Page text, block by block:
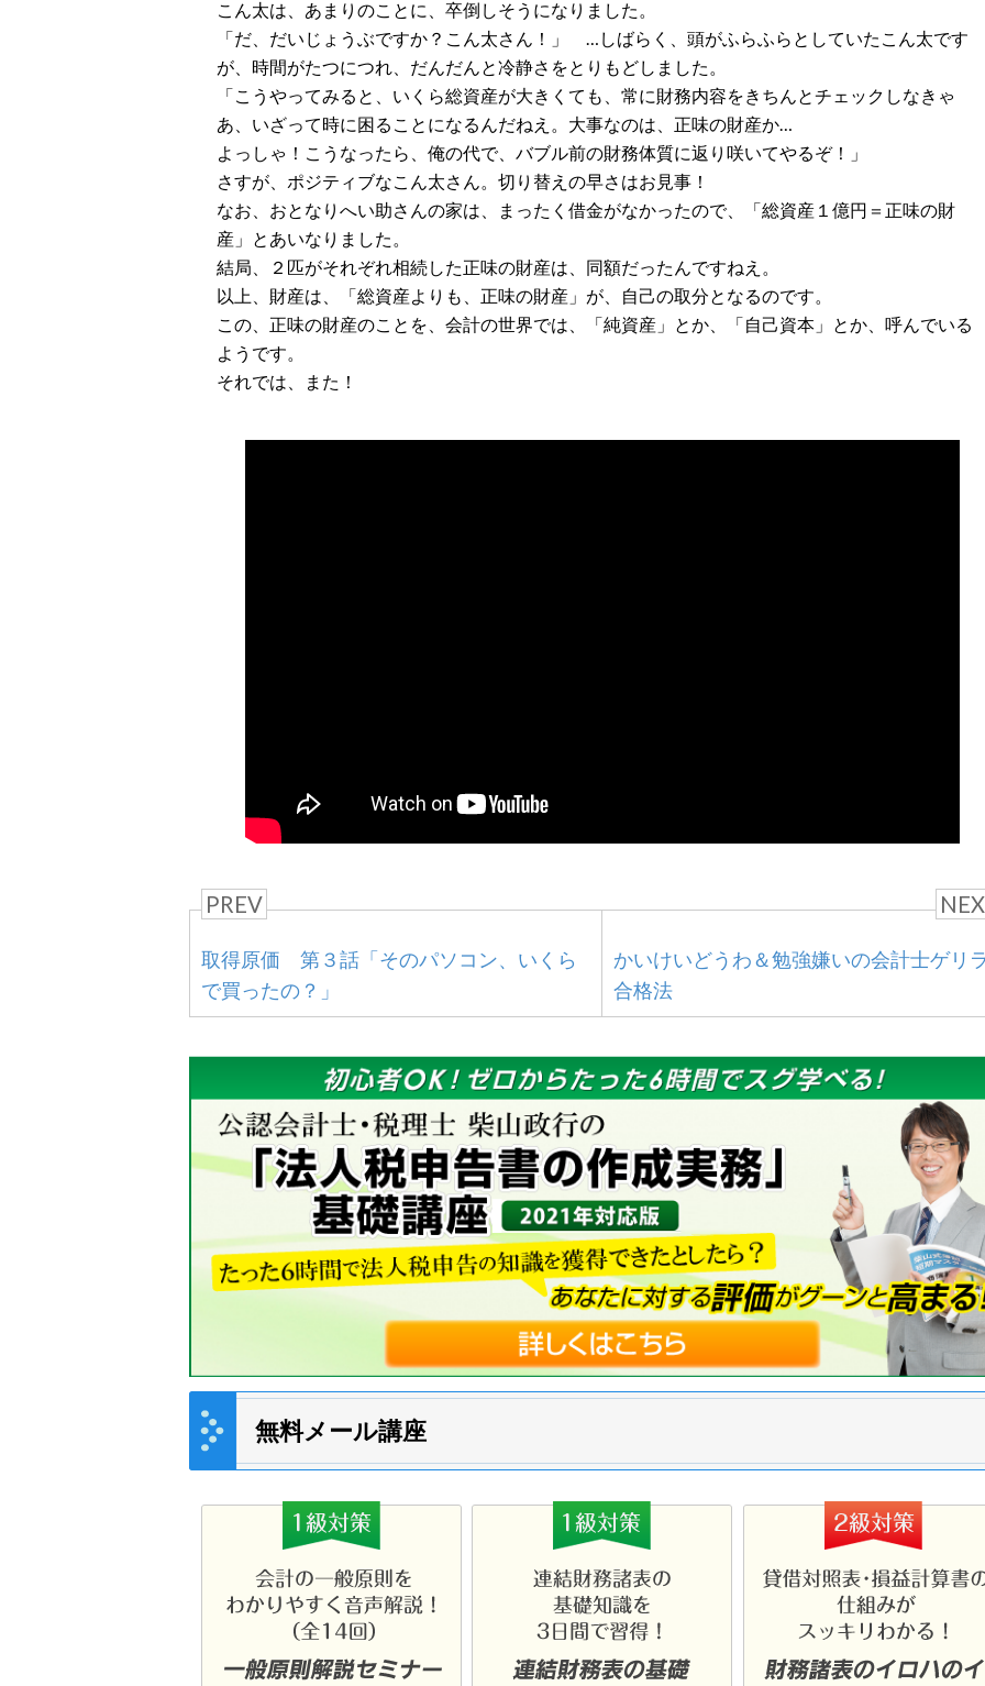
こん太は、あまりのことに、卒倒しそうになりました。
「だ、だいじょうぶですか？こん太さん！」 …しばらく、頭がふらふらとしていたこん太です
が、時間がたつにつれ、だんだんと冷静さをとりもどしました。
「こうやってみると、いくら総資産が大きくても、常に財務内容をきちんとチェックしなきゃ
あ、いざって時に困ることになるんだねえ。大事なのは、正味の財産か…
よっしゃ！こうなったら、俺の代で、バブル前の財務体質に返り咲いてやるぞ！」
さすが、ポジティブなこん太さん。切り替えの早さはお見事！
なお、おとなりへい助さんの家は、まったく借金がなかったので、「総資産１億円＝正味の財
産」とあいなりました。
結局、２匹がそれぞれ相続した正味の財産は、同額だったんですねえ。
以上、財産は、「総資産よりも、正味の財産」が、自己の取分となるのです。
この、正味の財産のことを、会計の世界では、「純資産」とか、「自己資本」とか、呼んでいる
ようです。
それでは、また！
PREV
取得原価 第３話「そのパソコン、いくら
で買ったの？」
かいけいどうわ＆勉強嫌いの会計士ゲリ
合格法
無料メール講座